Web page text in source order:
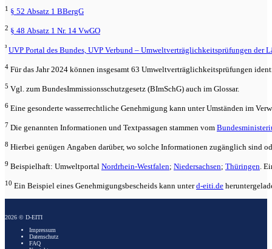
1 § 52 Absatz 1 BBergG
2 § 48 Absatz 1 Nr. 14 VwGO
³ UVP Portal des Bundes, UVP Verbund – Umweltverträglichkeitsprüfungen der
4 Für das Jahr 2024 können insgesamt 63 Umweltverträglichkeitsprüfungen
5 Vgl. zum Bundes­Immissionsschutzgesetz (BImSchG) auch im Glossar.
6 Eine gesonderte wasserrechtliche Genehmigung kann unter Umständen im
7 Die genannten Informationen und Textpassagen stammen vom
8 Hierbei genügen Angaben darüber, wo solche Informationen zugänglich sind
9 Beispielhaft: Umweltportal Nordrhein-Westfalen; Niedersachsen; Thüringen.
10 Ein Beispiel eines Genehmigungsbescheids kann unterd-eiti.de
2026 © D-EITI
Impressum
Datenschutz
FAQ